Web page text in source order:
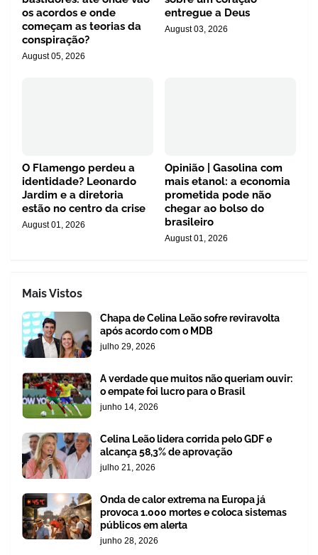
os acordos e onde
começam as teorias da
conspiração?
August 05, 2026
entregue a Deus
August 03, 2026
O Flamengo perdeu a
identidade? Leonardo
Jardim e a diretoria
estão no centro da crise
August 01, 2026
Opinião | Gasolina com
mais etanol: a economia
prometida pode não
chegar ao bolso do
brasileiro
August 01, 2026
Mais Vistos
Chapa de Celina Leão sofre reviravolta
após acordo com o MDB
julho 29, 2026
A verdade que muitos não queriam ouvir:
o empate foi lucro para o Brasil
junho 14, 2026
Celina Leão lidera corrida pelo GDF e
alcança 58,3% de aprovação
julho 21, 2026
Onda de calor extrema na Europa já
provoca 1.000 mortes e coloca sistemas
públicos em alerta
junho 28, 2026